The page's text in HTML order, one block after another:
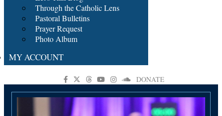
Through the Catholic Lens
Pastoral Bulletins
Prayer Request
Photo Album
MY ACCOUNT
DONATE